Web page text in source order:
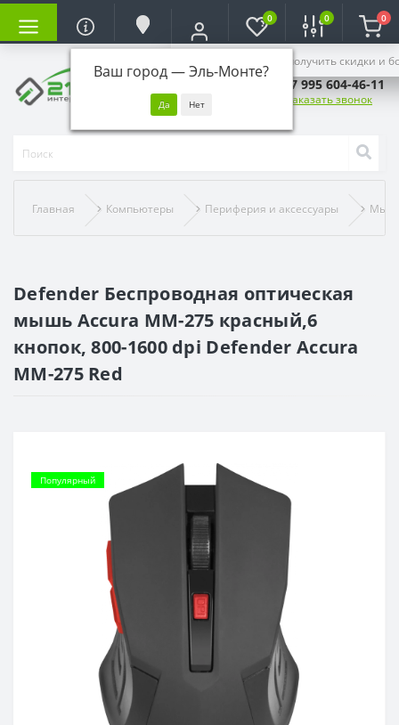
Ваш город —Эль-Монте?
Войдите, чтобы получить скидки и
0 0 0
+7 995 604-46-11
Заказать звонок
Главная Компьютеры Периферия и аксессуары
Defender Беспроводная оптическая
мышь Accura MM-275 красный,6
кнопок, 800-1600 dpi Defender Accura
MM-275 Red
Популярный